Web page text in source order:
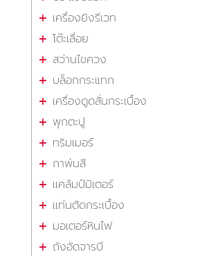
เครื่องยิงรีเวท
โต๊ะเลื่อย
สว่านไขควง
บล็อกกระแทก
เครื่องดูดสั่นกระเบื้อง
พุกตะปู
ทริมเมอร์
กาพ่นสี
แคล้มป์มิเตอร์
แท่นตัดกระเบื้อง
มอเตอร์หินไฟ
ถังอัดจารบี